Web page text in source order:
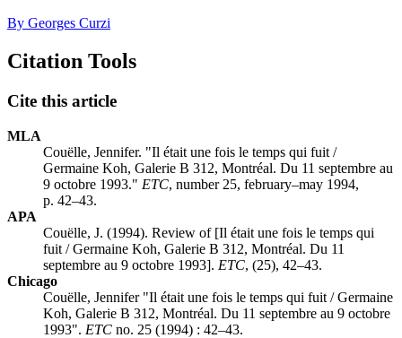
By Georges Curzi
Citation Tools
Cite this article
MLA
Couëlle, Jennifer. "Il était une fois le temps qui fuit /
Germaine Koh, Galerie B 312, Montréal. Du 11 septembre au
9 octobre 1993." ETC, number 25, february–may 1994,
p. 42–43.
APA
Couëlle, J. (1994). Review of [Il était une fois le temps qui
fuit / Germaine Koh, Galerie B 312, Montréal. Du 11
septembre au 9 octobre 1993]. ETC, (25), 42–43.
Chicago
Couëlle, Jennifer "Il était une fois le temps qui fuit / Germaine
Koh, Galerie B 312, Montréal. Du 11 septembre au 9 octobre
1993". ETC no. 25 (1994) : 42–43.